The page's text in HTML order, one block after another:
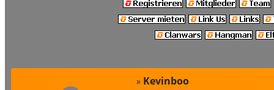
» Kevinboo